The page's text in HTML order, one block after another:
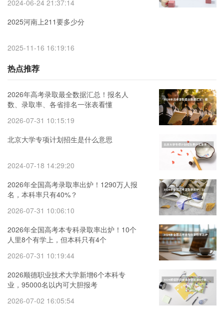
2024-06-24 21:37:14
2025河南上211要多少分
2025-11-16 16:19:16
热点推荐
2026年高考录取最全数据汇总！报名人
数、录取率、各省排名一张表看懂
2026-07-31 10:15:19
北京大学专项计划招生是什么意思
2024-07-18 14:29:20
2026年全国高考录取率出炉！1290万人报
名，本科率只有40%？
2026-07-31 10:06:10
2026年全国高考本专科录取率出炉！10个
人里8个有学上，但本科只有4个
2026-07-31 10:19:44
2026顺德职业技术大学新增6个本科专
业，95000名以内可大胆报考
2026-07-02 16:05:54